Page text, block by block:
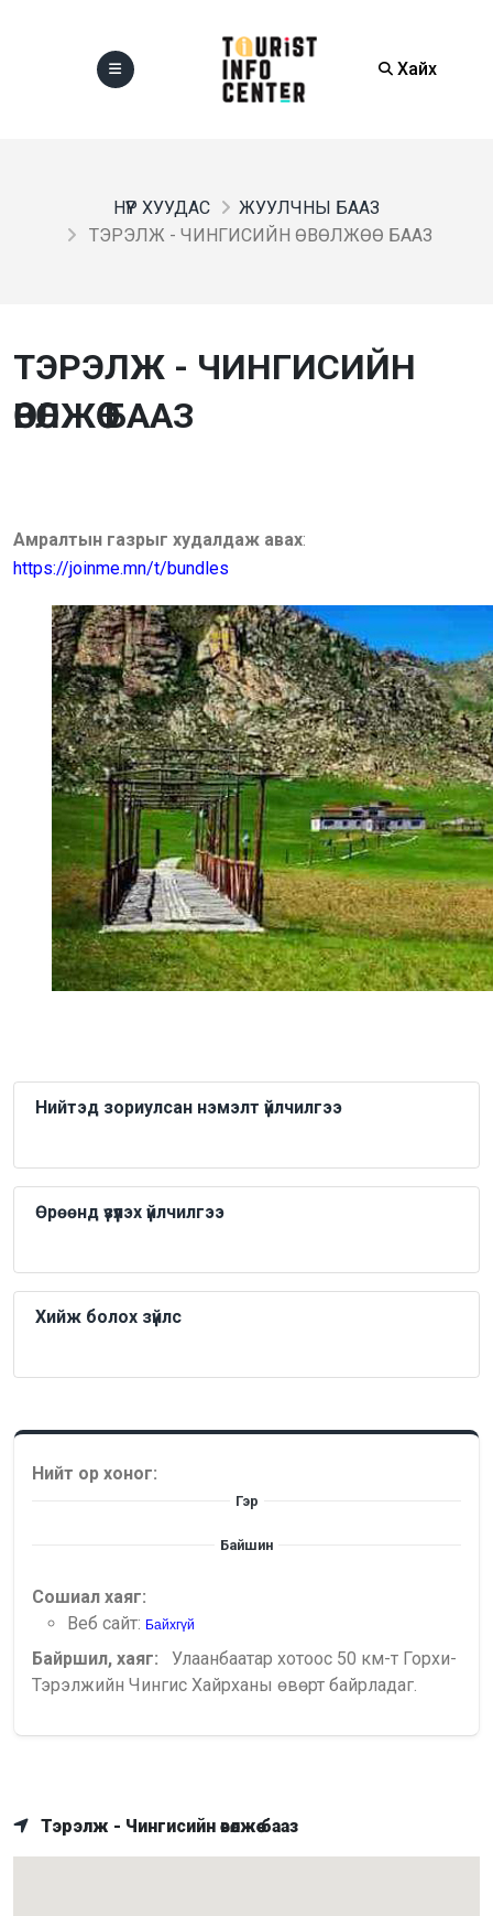
Хайх
НҮҮР ХУУДАС
ЖУУЛЧНЫ БААЗ
ТЭРЭЛЖ - ЧИНГИСИЙН ӨВӨЛЖӨӨ БААЗ
ТЭРЭЛЖ - ЧИНГИСИЙН
ӨВӨЛЖӨӨ БААЗ
Амралтын газрыг худалдаж авах:
https://joinme.mn/t/bundles
Нийтэд зориулсан нэмэлт үйлчилгээ
Өрөөнд үзүүлэх үйлчилгээ
Хийж болох зүйлс
Нийт ор хоног:
Гэр
Байшин
Сошиал хаяг:
Веб сайт: Байхгүй
Байршил, хаяг:
Улаанбаатар хотоос 50 км-т Горхи-
Тэрэлжийн Чингис Хайрханы өвөрт байрладаг.
Тэрэлж - Чингисийн өвөлжөө бааз